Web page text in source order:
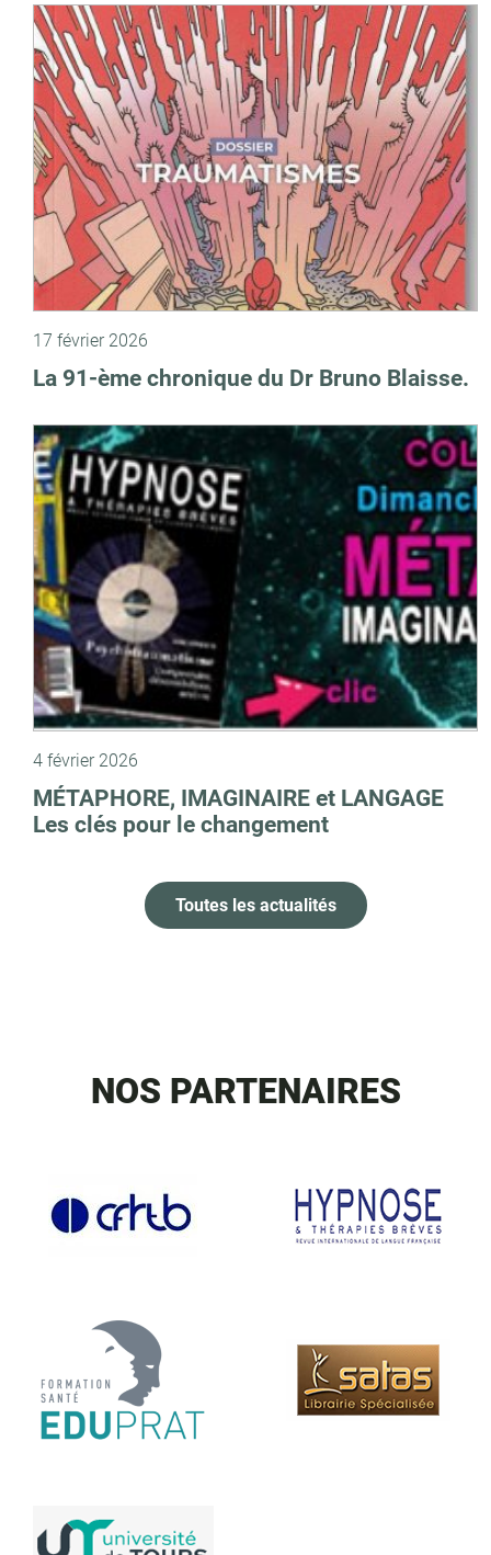
17 février 2026
La 91-ème chronique du Dr Bruno Blaisse.
4 février 2026
MÉTAPHORE, IMAGINAIRE et LANGAGE
Les clés pour le changement
Toutes les actualités
NOS PARTENAIRES